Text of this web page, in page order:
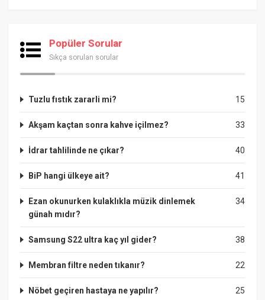
Popüler Sorular
Sıkça sorulan sorular
15
Tuzlu fıstık zararli mi?
33
Akşam kaçtan sonra kahve içilmez?
40
İdrar tahlilinde ne çıkar?
41
BiP hangi ülkeye ait?
34
Ezan okunurken kulaklıkla müzik dinlemek
günah mıdır?
38
Samsung S22 ultra kaç yıl gider?
22
Membran filtre neden tıkanır?
25
Nöbet geçiren hastaya ne yapılır?